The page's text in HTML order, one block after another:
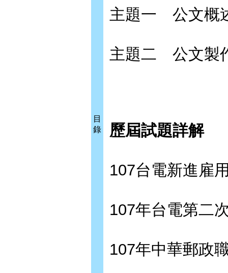
目
錄
主題一 公文概
主題二 公文製
歷屆試題詳解
107台電新進雇
107年台電第二
107年中華郵政